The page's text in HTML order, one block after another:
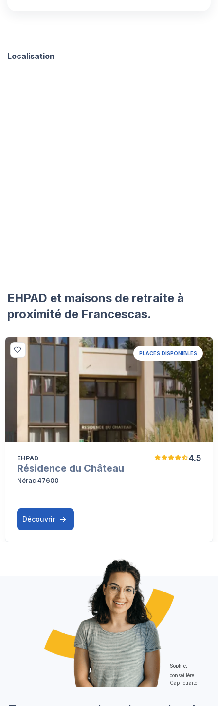
Localisation
EHPAD et maisons de retraite à
proximité de Francescas.
PLACES DISPONIBLES
4.5
EHPAD
Résidence du Château
Nérac 47600
Découvrir
Sophie,
conseillère
Cap retraite